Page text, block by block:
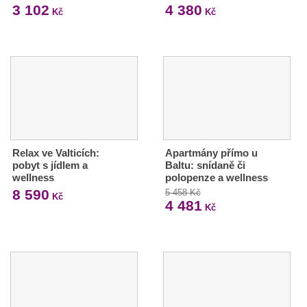
3 102 Kč 4 380 Kč
Relax ve Valticích:
pobyt s jídlem a
wellness
8 590 Kč
Apartmány přímo u
Baltu: snídaně či
polopenze a wellness
5 458 Kč
4 481 Kč